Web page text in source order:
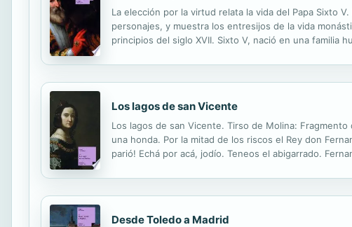
La elección por la virtud relata la vida del Papa Sixto
personajes, y muestra los entresijos de la vida
principios del siglo XVII. Sixto V, nació en una familia
Los lagos de san Vicente
Los lagos de san Vicente. Tirso de Molina:
una honda. Por la mitad de los riscos el Rey don
parió! Echá por acá, jodío. Teneos el abigarrado.
Desde Toledo a Madrid